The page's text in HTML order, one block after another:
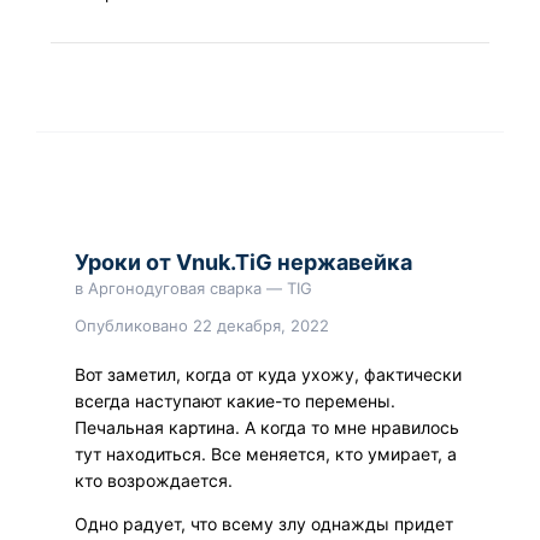
Уроки от Vnuk.TiG нержавейка
в Аргонодуговая сварка — TIG
Опубликовано 22 декабря, 2022
Вот заметил, когда от куда ухожу, фактически
всегда наступают какие-то перемены.
Печальная картина. А когда то мне нравилось
тут находиться. Все меняется, кто умирает, а
кто возрождается.
Одно радует, что всему злу однажды придет